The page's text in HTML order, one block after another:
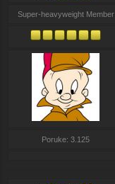
Super-heavyweight Member
Poruke: 3.125